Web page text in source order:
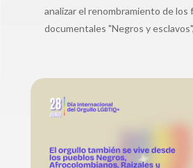
analizar el renombramiento de los
documentales "Negros y